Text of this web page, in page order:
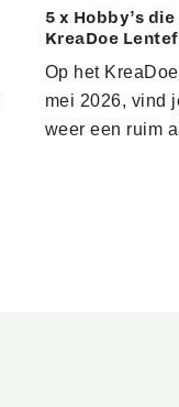
5 x Hobby’s
KreaDoe
Op het
mei 2026, vind
weer een ruim